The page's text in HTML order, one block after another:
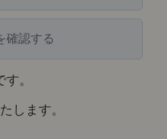
確認する
す。
します。